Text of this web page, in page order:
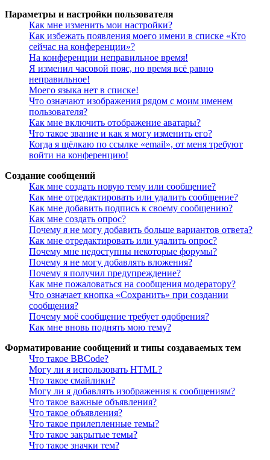
Параметры и настройки пользователя
Как мне изменить мои настройки?
Как избежать появления моего имени в списке «Кто
сейчас на конференции»?
На конференции неправильное время!
Я изменил часовой пояс, но время всё равно
неправильное!
Моего языка нет в списке!
Что означают изображения рядом с моим именем
пользователя?
Как мне включить отображение аватары?
Что такое звание и как я могу изменить его?
Когда я щёлкаю по ссылке «email», от меня требуют
войти на конференцию!
Создание сообщений
Как мне создать новую тему или сообщение?
Как мне отредактировать или удалить сообщение?
Как мне добавить подпись к своему сообщению?
Как мне создать опрос?
Почему я не могу добавить больше вариантов ответа?
Как мне отредактировать или удалить опрос?
Почему мне недоступны некоторые форумы?
Почему я не могу добавлять вложения?
Почему я получил предупреждение?
Как мне пожаловаться на сообщения модератору?
Что означает кнопка «Сохранить» при создании
сообщения?
Почему моё сообщение требует одобрения?
Как мне вновь поднять мою тему?
Форматирование сообщений и типы создаваемых тем
Что такое BBCode?
Могу ли я использовать HTML?
Что такое смайлики?
Могу ли я добавлять изображения к сообщениям?
Что такое важные объявления?
Что такое объявления?
Что такое прилепленные темы?
Что такое закрытые темы?
Что такое значки тем?